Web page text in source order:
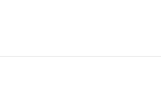
HmacMD5与